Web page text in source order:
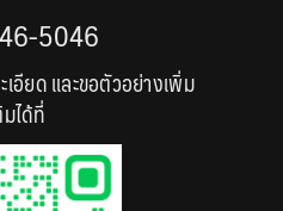
5046
อียด และขอตัวอย่างเพิ่ม
มได้ที่